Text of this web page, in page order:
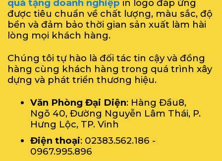
quà tặng doanh nghiệp in logo đáp ứng
được tiêu chuẩn về chất lượng, màu sắc, độ
bền và đảm bảo thời gian sản xuất làm hài
lòng mọi khách hàng.
Chúng tôi tự hào là đối tác tin cậy và đồng
hàng cùng khách hàng trong quá trình xây
dựng và phát triển thương hiệu.
Văn Phòng Đại Diện: Hàng Đầu8,
Ngõ 40, Đường Nguyễn Lâm Thái, P.
Hưng Lộc, TP. Vinh
Điện thoại: 02383.562.186 -
0967.995.896